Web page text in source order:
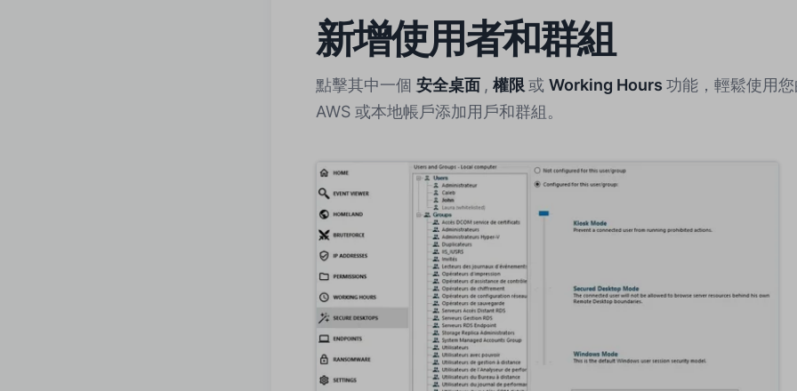
新增使用者和群組
點擊其中一個 安全桌面 , 權限 或 Working Hours 功能，輕鬆使用
AWS 或本地帳戶添加用戶和群組。